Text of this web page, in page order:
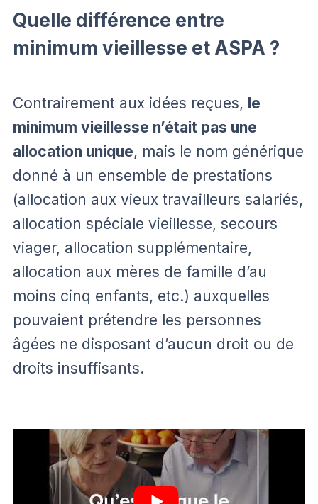
Quelle différence entre
minimum vieillesse et ASPA ?
Contrairement aux idées reçues, le
minimum vieillesse n’était pas une
allocation unique, mais le nom générique
donné à un ensemble de prestations
(allocation aux vieux travailleurs salariés,
allocation spéciale vieillesse, secours
viager, allocation supplémentaire,
allocation aux mères de famille d’au
moins cinq enfants, etc.) auxquelles
pouvaient prétendre les personnes
âgées ne disposant d’aucun droit ou de
droits insuffisants.